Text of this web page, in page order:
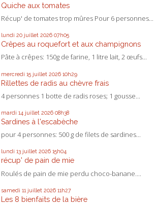
Quiche aux tomates
Récup' de tomates trop mûres Pour 6 personnes...
lundi 20 juillet 2026 07h05
Crêpes au roquefort et aux champignons
Pâte à crêpes: 150g de farine, 1 litre lait, 2 œufs...
mercredi 15 juillet 2026 10h29
Rillettes de radis au chèvre frais
4 personnes 1 botte de radis roses; 1 gousse...
mardi 14 juillet 2026 08h38
Sardines à l'escabèche
pour 4 personnes: 500 g de filets de sardines...
lundi 13 juillet 2026 15h04
récup' de pain de mie
Roulés de pain de mie perdu choco-banane....
samedi 11 juillet 2026 11h27
Les 8 bienfaits de la bière